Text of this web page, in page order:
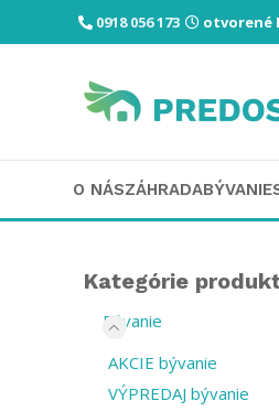
0918 056 173 otvorené
O NÁSZÁHRADABÝVANIE
Kategórie
Bývanie
AKCIE bývanie
VÝPREDAJ bývanie